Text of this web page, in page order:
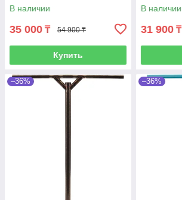
В наличии
35 000 ₸ 54 900 ₸
Купить
В наличии
31 900 ₸
–36% –36%